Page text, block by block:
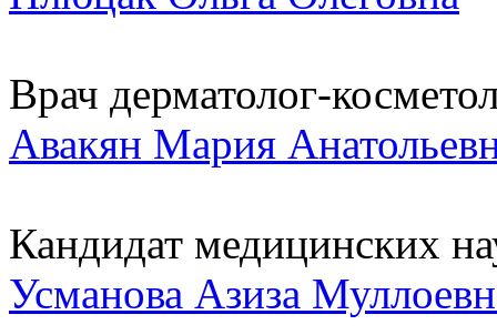
Врач дерматолог-
Авакян Мария
Кандидат медицинских
Усманова Азиза